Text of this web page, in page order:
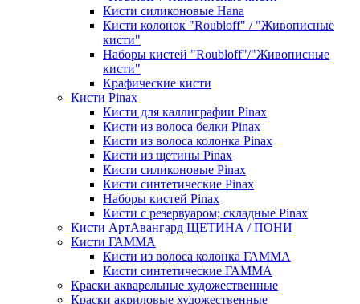
Кисти силиконовые Hana
Кисти колонок "Roubloff" / "Живописные
кисти"
Наборы кистей "Roubloff"/"Живописные
кисти"
Крафические кисти
Кисти Pinax
Кисти для каллиграфии Pinax
Кисти из волоса белки Pinax
Кисти из волоса колонка Pinax
Кисти из щетины Pinax
Кисти силиконовые Pinax
Кисти синтетические Pinax
Наборы кистей Pinax
Кисти с резервуаром; складные Pinax
Кисти АртАвангард ЩЕТИНА / ПОНИ
Кисти ГАММА
Кисти из волоса колонка ГАММА
Кисти синтетические ГАММА
Краски акварельные художественные
Краски акриловые художественные